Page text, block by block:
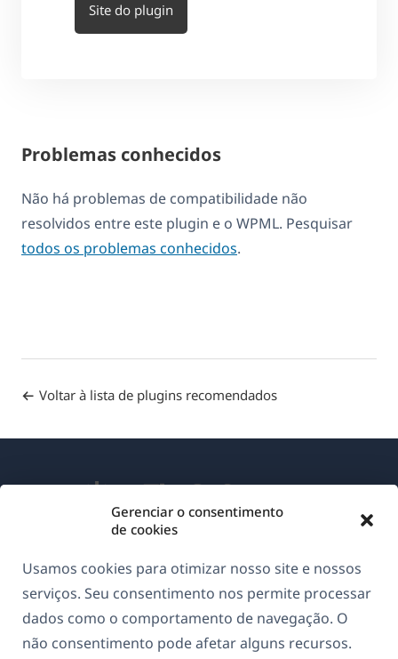
Gerenciar o consentimento
de cookies
Usamos cookies para otimizar nosso site e nossos
serviços. Seu consentimento nos permite processar
dados como o comportamento de navegação. O
não consentimento pode afetar alguns recursos.
Site do plugin
Problemas conhecidos
Não há problemas de compatibilidade não
resolvidos entre este plugin e o WPML. Pesquisar
todos os problemas conhecidos.
Voltar à lista de plugins recomendados
GDPR & Política de Privacidade
Junte-se à nossa equipe(abre
em